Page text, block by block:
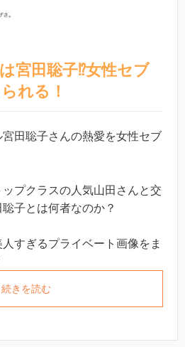
宮田聡子⁉︎女性セブ
れる！
田聡子さんの熱愛を女性セブ
プクラスの人気山田さんと交
子とは何者なのか？
すぎるプライベート画像をま
続きを読む